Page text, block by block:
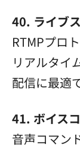
40. ライブ
RTMPプロ
リアルタイ
配信に最適
41. ボイス
音声コマン